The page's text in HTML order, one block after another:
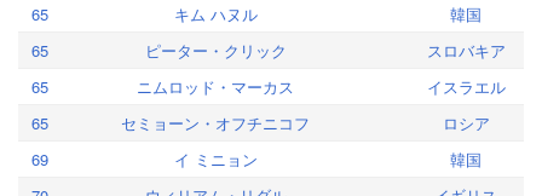
65
キム ハヌル
韓国
65
ピーター・クリック
スロバキア
65
ニムロッド・マーカス
イスラエル
65
セミョーン・オフチニコフ
ロシア
69
イ ミニョン
韓国